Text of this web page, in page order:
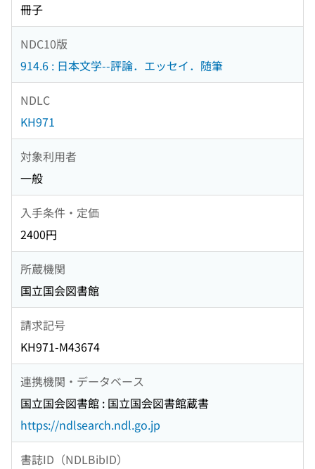
冊子
NDC10版
914.6 : 日本文学--評論．エッセイ．随筆
NDLC
KH971
対象利用者
一般
入手条件・定価
2400円
所蔵機関
国立国会図書館
請求記号
KH971-M43674
連携機関・データベース
国立国会図書館 : 国立国会図書館蔵書
https://ndlsearch.ndl.go.jp
書誌ID（NDLBibID）